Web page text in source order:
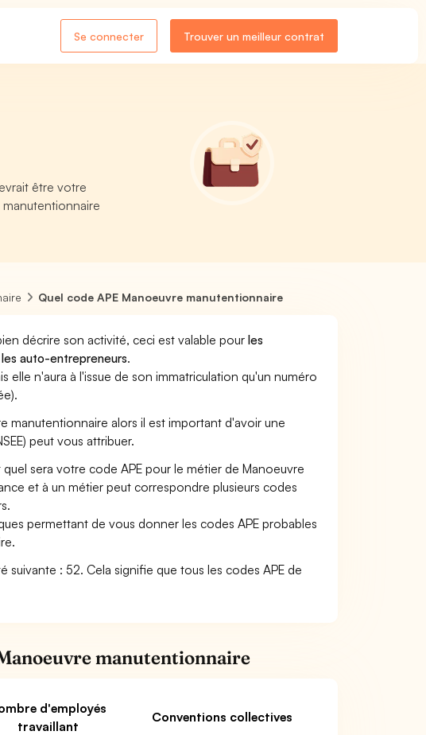
Se connecter Trouver un meilleur contrat
être votre
Quel code APE Manoeuvre manutentionnaire
décrire son activité, ceci est valable pourles
les auto-entrepreneurs.
elle n'aura à l'issue de son immatriculation qu'un numéro
manutentionnaire alors il est important d'avoir une
peut vous attribuer.
sera votre code APE pour le métier de Manoeuvre
et à un métier peut correspondre plusieurs codes
permettant de vous donner les codes APE probables
: 52. Cela signifie que tous les codes APE de
manutentionnaire
d'employés
travaillant
Conventions collectives